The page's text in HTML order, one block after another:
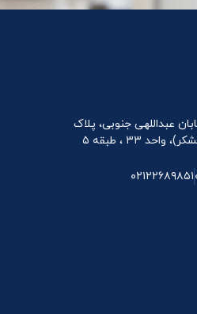
عبداللهی جنوبی، پلاک
۰۲۱۲۲۶۸۹۸۵۱